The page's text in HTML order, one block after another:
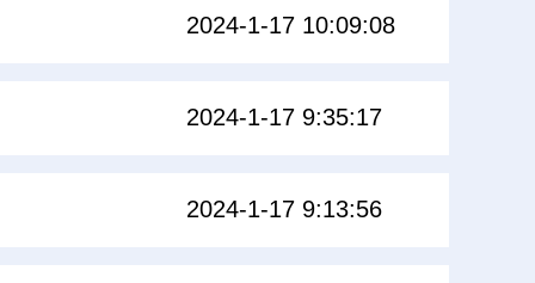
2024-1-17 10:09:08
2024-1-17 9:35:17
2024-1-17 9:13:56